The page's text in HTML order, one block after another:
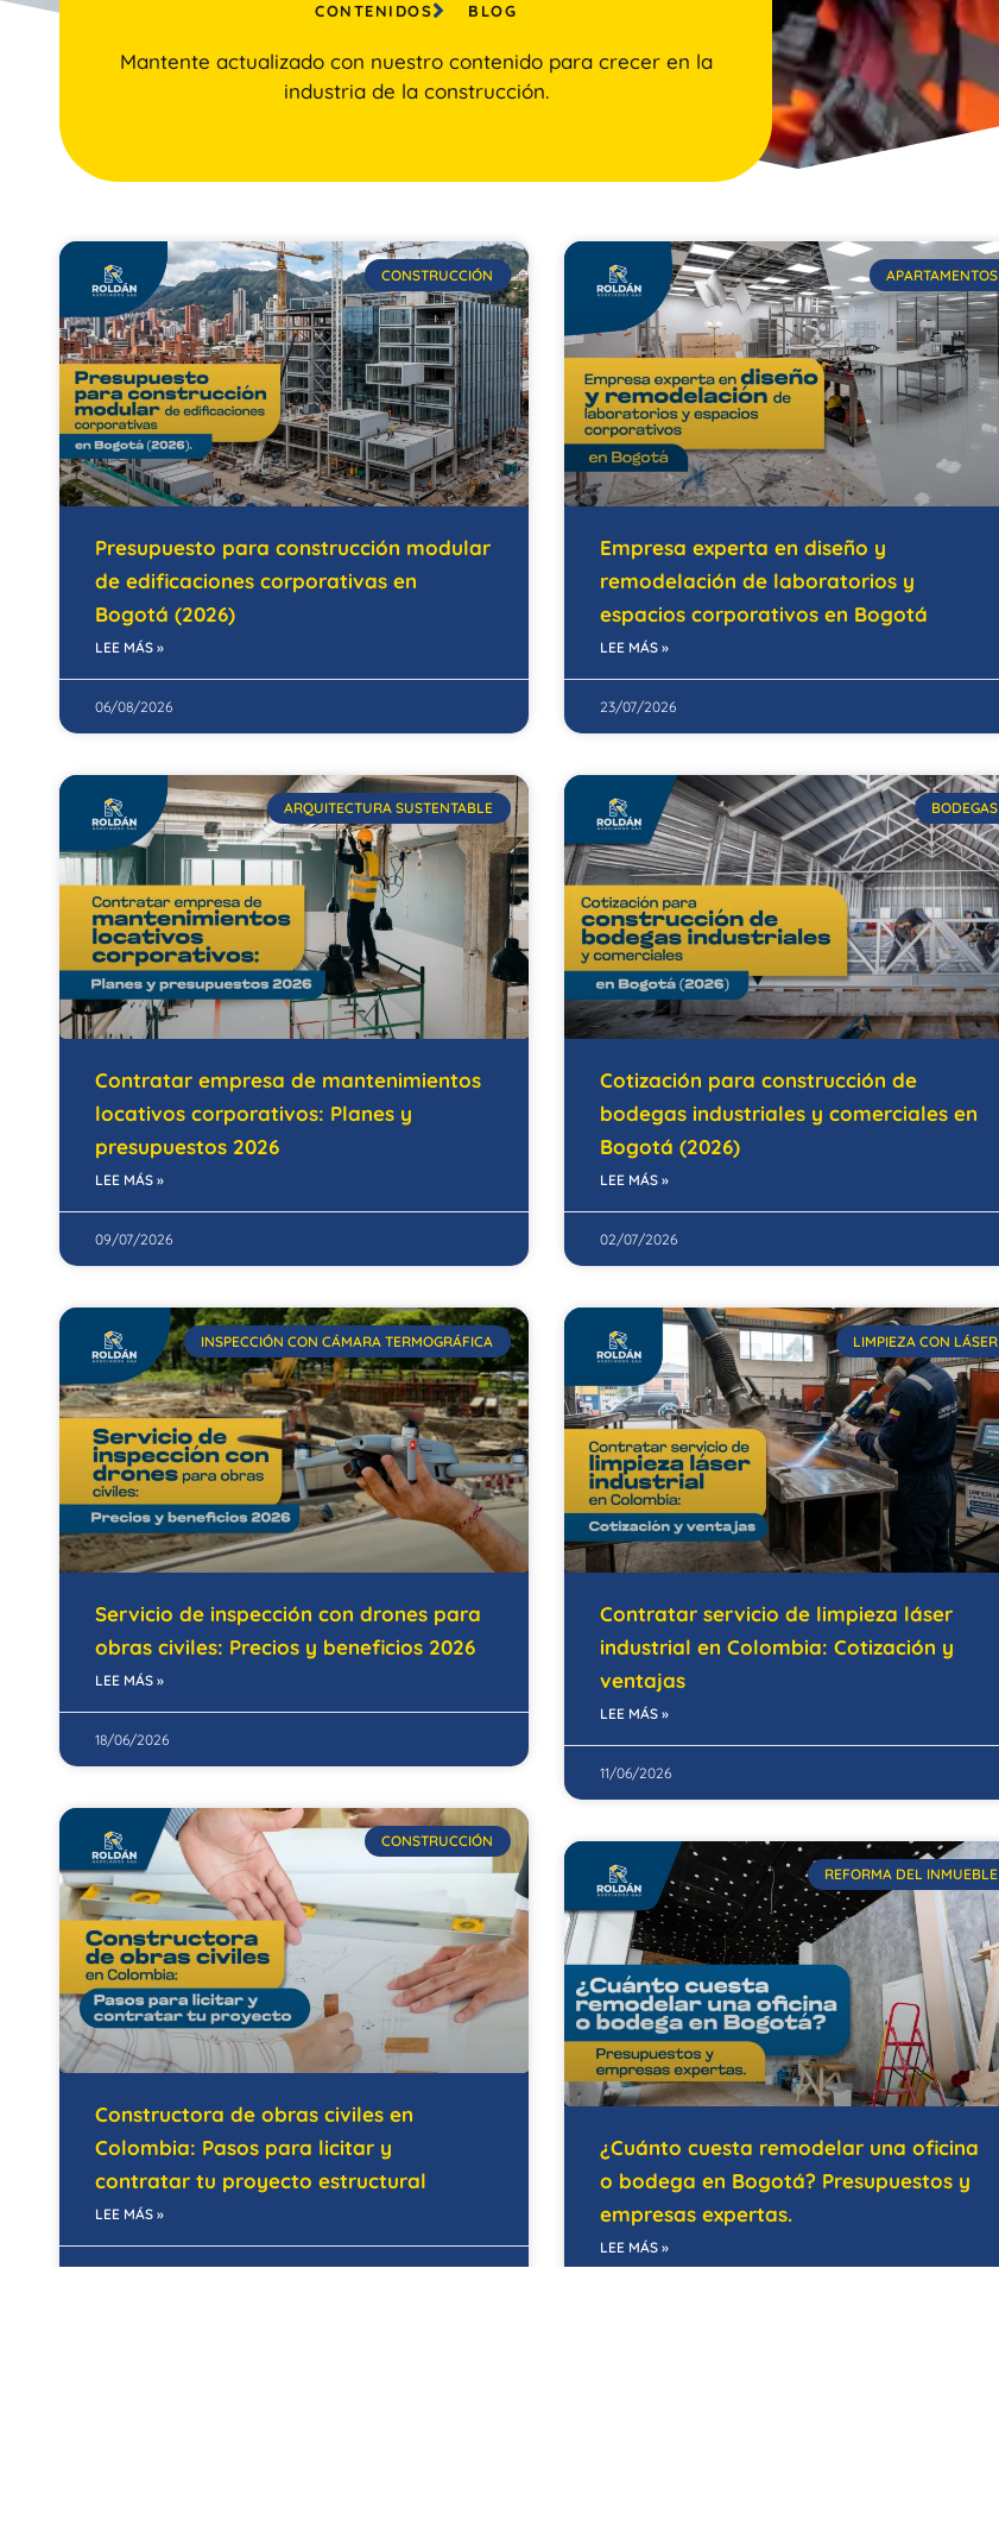
CONTENIDOS BLOG
Mantente actualizado con nuestro contenido para crecer en la
industria de la construcción.
CONSTRUCCIÓN
Presupuesto para construcción modular
de edificaciones corporativas en
Bogotá (2026)
LEE MÁS »
06/08/2026
APARTAMENTOS
Empresa experta en diseño y
remodelación de laboratorios y
espacios corporativos en Bogotá
LEE MÁS »
23/07/2026
ARQUITECTURA SUSTENTABLE
Contratar empresa de mantenimientos
locativos corporativos: Planes y
presupuestos 2026
LEE MÁS »
09/07/2026
BODEGAS
Cotización para construcción de
bodegas industriales y comerciales en
Bogotá (2026)
LEE MÁS »
02/07/2026
INSPECCIÓN CON CÁMARA TERMOGRÁFICA
Servicio de inspección con drones para
obras civiles: Precios y beneficios 2026
LEE MÁS »
18/06/2026
LIMPIEZA CON LÁSER
Contratar servicio de limpieza láser
industrial en Colombia: Cotización y
ventajas
LEE MÁS »
11/06/2026
CONSTRUCCIÓN
Constructora de obras civiles en
Colombia: Pasos para licitar y
contratar tu proyecto estructural
LEE MÁS »
28/05/2026
REFORMA DEL INMUEBLE
¿Cuánto cuesta remodelar una oficina
o bodega en Bogotá? Presupuestos y
empresas expertas.
LEE MÁS »